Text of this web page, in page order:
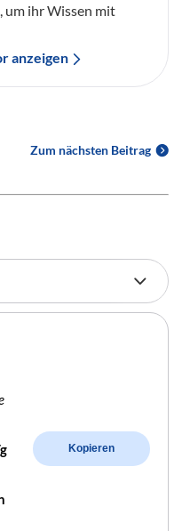
um ihr Wissen mit
anzeigen
Zum nächsten Beitrag
Kopieren